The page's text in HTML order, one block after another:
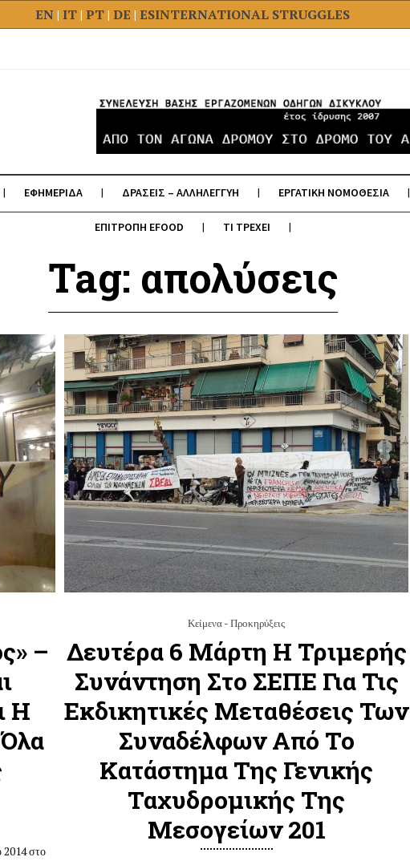
INTERNATIONAL STRUGGLES
EN| IT| PT| DE | ES
ΕΦΗΜΕΡΙΔΑ ΔΡΑΣΕΙΣ – ΑΛΛΗΛΕΓΓΥΗ ΕΡΓΑΤΙΚΗ ΝΟΜΟΘΕΣΙΑ
ΕΠΙΤΡΟΠΗ EFOOD ΤΙ ΤΡΕΧΕΙ
Tag: απολύσεις
–
Η
2014 στο
Κείμενα - Προκηρύξεις
Δευτέρα 6 Μάρτη Η Τριμερής
Συνάντηση Στο ΣΕΠΕ Για Τις
Εκδικητικές Μεταθέσεις Των
Συναδέλφων Από Το
Κατάστημα Της Γενικής
Ταχυδρομικής Της
Μεσογείων 201